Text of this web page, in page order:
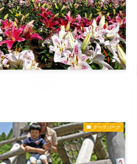
テーマパーク